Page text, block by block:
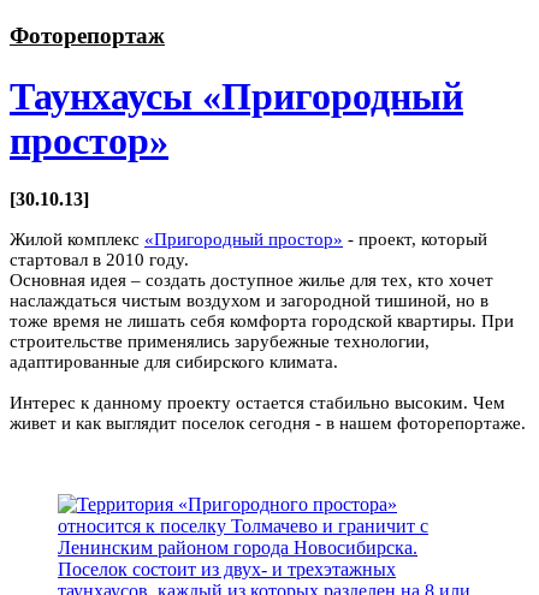
Фоторепортаж
Таунхаусы «Пригородный
простор»
[30.10.13]
Жилой комплекс «Пригородный простор» - проект, который
стартовал в 2010 году.
Основная идея – создать доступное жилье для тех, кто хочет
наслаждаться чистым воздухом и загородной тишиной, но в
тоже время не лишать себя комфорта городской квартиры. При
строительстве применялись зарубежные технологии,
адаптированные для сибирского климата.
Интерес к данному проекту остается стабильно высоким. Чем
живет и как выглядит поселок сегодня - в нашем фоторепортаже.